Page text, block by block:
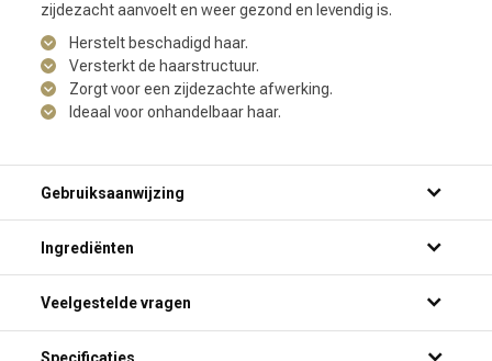
zijdezacht aanvoelt en weer gezond en levendig is.
Herstelt beschadigd haar.
Versterkt de haarstructuur.
Zorgt voor een zijdezachte afwerking.
Ideaal voor onhandelbaar haar.
Gebruiksaanwijzing
Ingrediënten
Veelgestelde vragen
Voor welk haartype is L'Oréal Professionnel Absolut Repair